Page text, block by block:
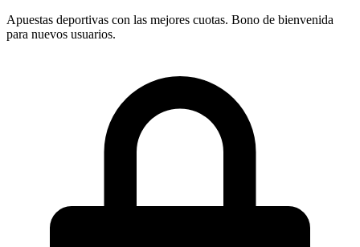
Apuestas deportivas con las mejores cuotas. Bono de bienvenida
para nuevos usuarios.